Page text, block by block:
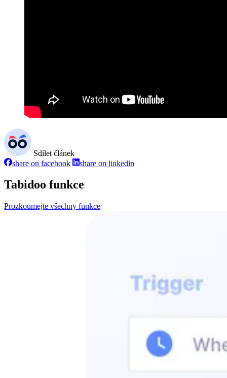
Sdílet článek
share on facebook
share on linkedin
Tabidoo funkce
Prozkoumejte všechny funkce